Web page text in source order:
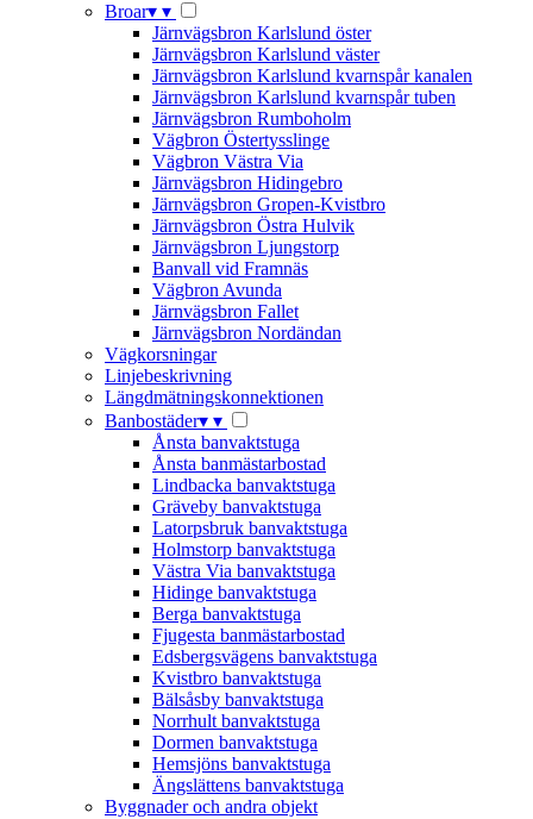
Broar▾ ▾
Järnvägsbron Karlslund öster
Järnvägsbron Karlslund väster
Järnvägsbron Karlslund kvarnspår kanalen
Järnvägsbron Karlslund kvarnspår tuben
Järnvägsbron Rumboholm
Vägbron Östertysslinge
Vägbron Västra Via
Järnvägsbron Hidingebro
Järnvägsbron Gropen-Kvistbro
Järnvägsbron Östra Hulvik
Järnvägsbron Ljungstorp
Banvall vid Framnäs
Vägbron Avunda
Järnvägsbron Fallet
Järnvägsbron Nordändan
Vägkorsningar
Linjebeskrivning
Längdmätningskonnektionen
Banbostäder▾ ▾
Ånsta banvaktstuga
Ånsta banmästarbostad
Lindbacka banvaktstuga
Gräveby banvaktstuga
Latorpsbruk banvaktstuga
Holmstorp banvaktstuga
Västra Via banvaktstuga
Hidinge banvaktstuga
Berga banvaktstuga
Fjugesta banmästarbostad
Edsbergsvägens banvaktstuga
Kvistbro banvaktstuga
Bälsåsby banvaktstuga
Norrhult banvaktstuga
Dormen banvaktstuga
Hemsjöns banvaktstuga
Ängslättens banvaktstuga
Byggnader och andra objekt